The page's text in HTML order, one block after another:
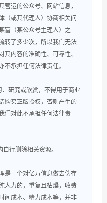
运的公众号、网站信息，
（或其代理人）协商相关问
富（某公众号主理人）之
转了多少次，所以我们无法
内容的准确性、可靠性、
不承担任何法律责任。
研究或欣赏，不得用于商业
购买正版授权，否则产生的
们对此不承担任何法律责
行删除相关资源。
是一个对亿万信息做去伪存
人力的，重复且枯燥，收费
间成本、精力成本等，并非